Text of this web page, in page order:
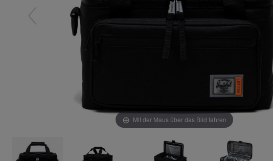
Mit der Maus über das Bild fahren